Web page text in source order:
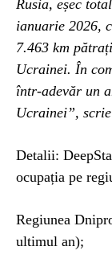
Rusia, eșec
ianuarie 2026,
7.463 km
Ucrainei. În
într-adevăr un
Ucrainei”,
Detalii:
ocupația pe
Regiunea
ultimul an);